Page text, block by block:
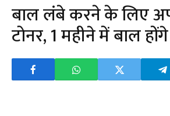
बाल लंबे करने के लिए
टोनर, 1 महीने में बाल